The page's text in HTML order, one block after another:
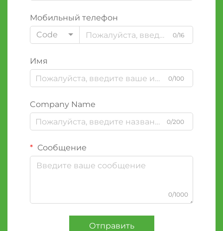
Мобильный телефон
Code
0/16
Имя
0/100
Company Name
0/200
Сообщение
0/1000
Отправить